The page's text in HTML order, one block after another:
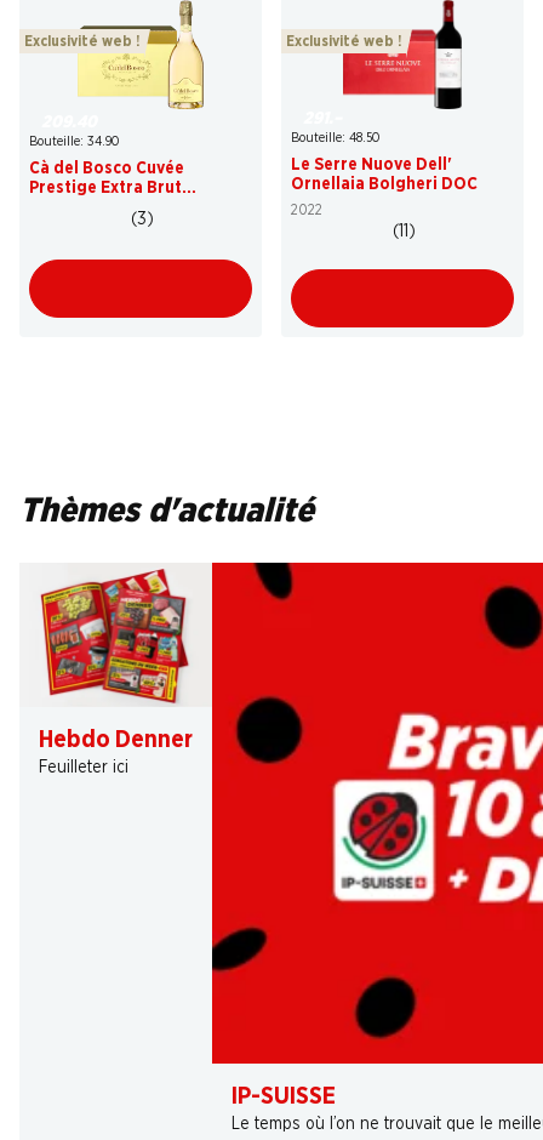
Exclusivité web !
Bouteille: 34.90
Cà del Bosco Cuvée
Prestige Extra Brut
(3)
Exclusivité web !
Bouteille: 48.50
Le Serre Nuove Dell'
Ornellaia Bolgheri DOC
2022
(11)
Thèmes d'actualité
Hebdo Denner
Feuilleter ici
IP-SUISSE
Le temps où l’on ne trouvait que le